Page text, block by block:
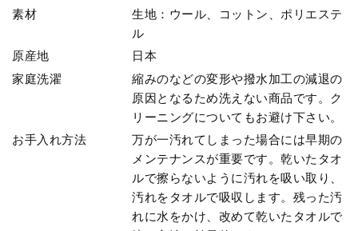
素材
生地：ウール、コットン、ポリエステ
ル
原産地
日本
家庭洗濯
縮みのなどの変形や撥水加工の減退の
原因となるため洗えない商品です。ク
リーニングについてもお避け下さい。
お手入れ方法
万が一汚れてしまった場合には早期の
メンテナンスが重要です。乾いたタオ
ルで擦らないように汚れを吸い取り、
汚れをタオルで吸収します。残った汚
れに水をかけ、改めて乾いたタオルで